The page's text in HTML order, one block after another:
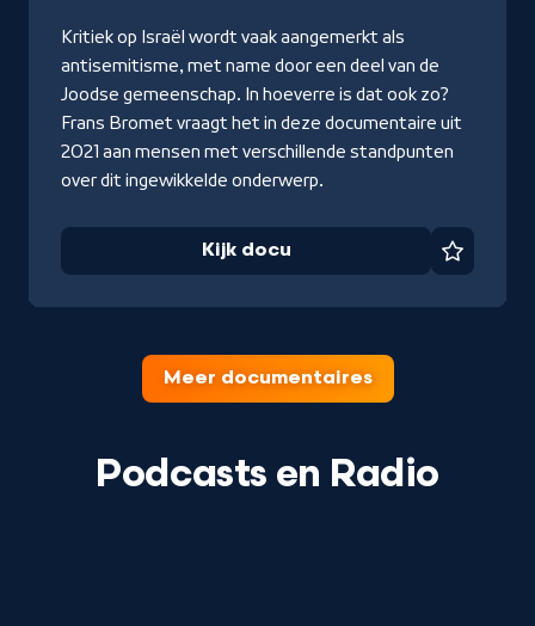
Kritiek op Israël wordt vaak aangemerkt als
antisemitisme, met name door een deel van de
Joodse gemeenschap. In hoeverre is dat ook zo?
Frans Bromet vraagt het in deze documentaire uit
2021 aan mensen met verschillende standpunten
over dit ingewikkelde onderwerp.
Kijk docu
Meer documentaires
Podcasts en Radio